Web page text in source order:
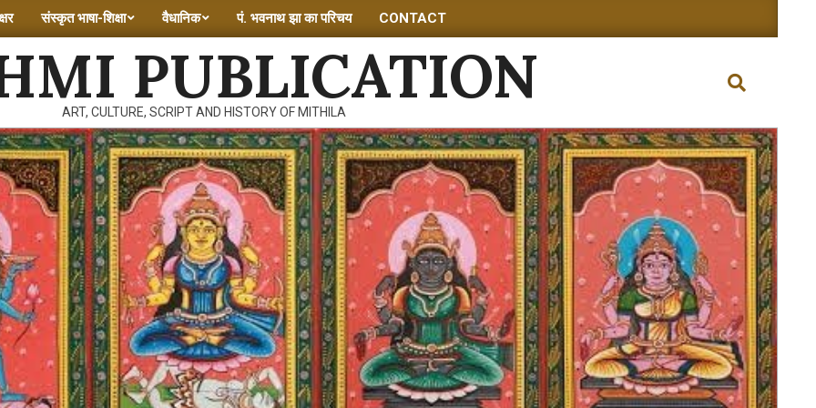
संस्कृत भाषा-शिक्षा वैधानिक पं. भवनाथ झा का परिचय CONTACT
PUBLICATION
ART, CULTURE, SCRIPT AND HISTORY OF MITHILA
Search